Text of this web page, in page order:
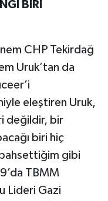
BİRİ
CHP Tekirdağ
Uruk’tan da
eleştiren Uruk,
değildir, bir
biri hiç
bahsettiğim gibi
TBMM
Lideri Gazi